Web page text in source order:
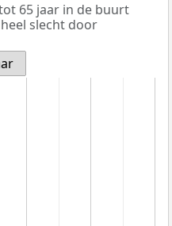
65 jaar in de buurt
slecht door